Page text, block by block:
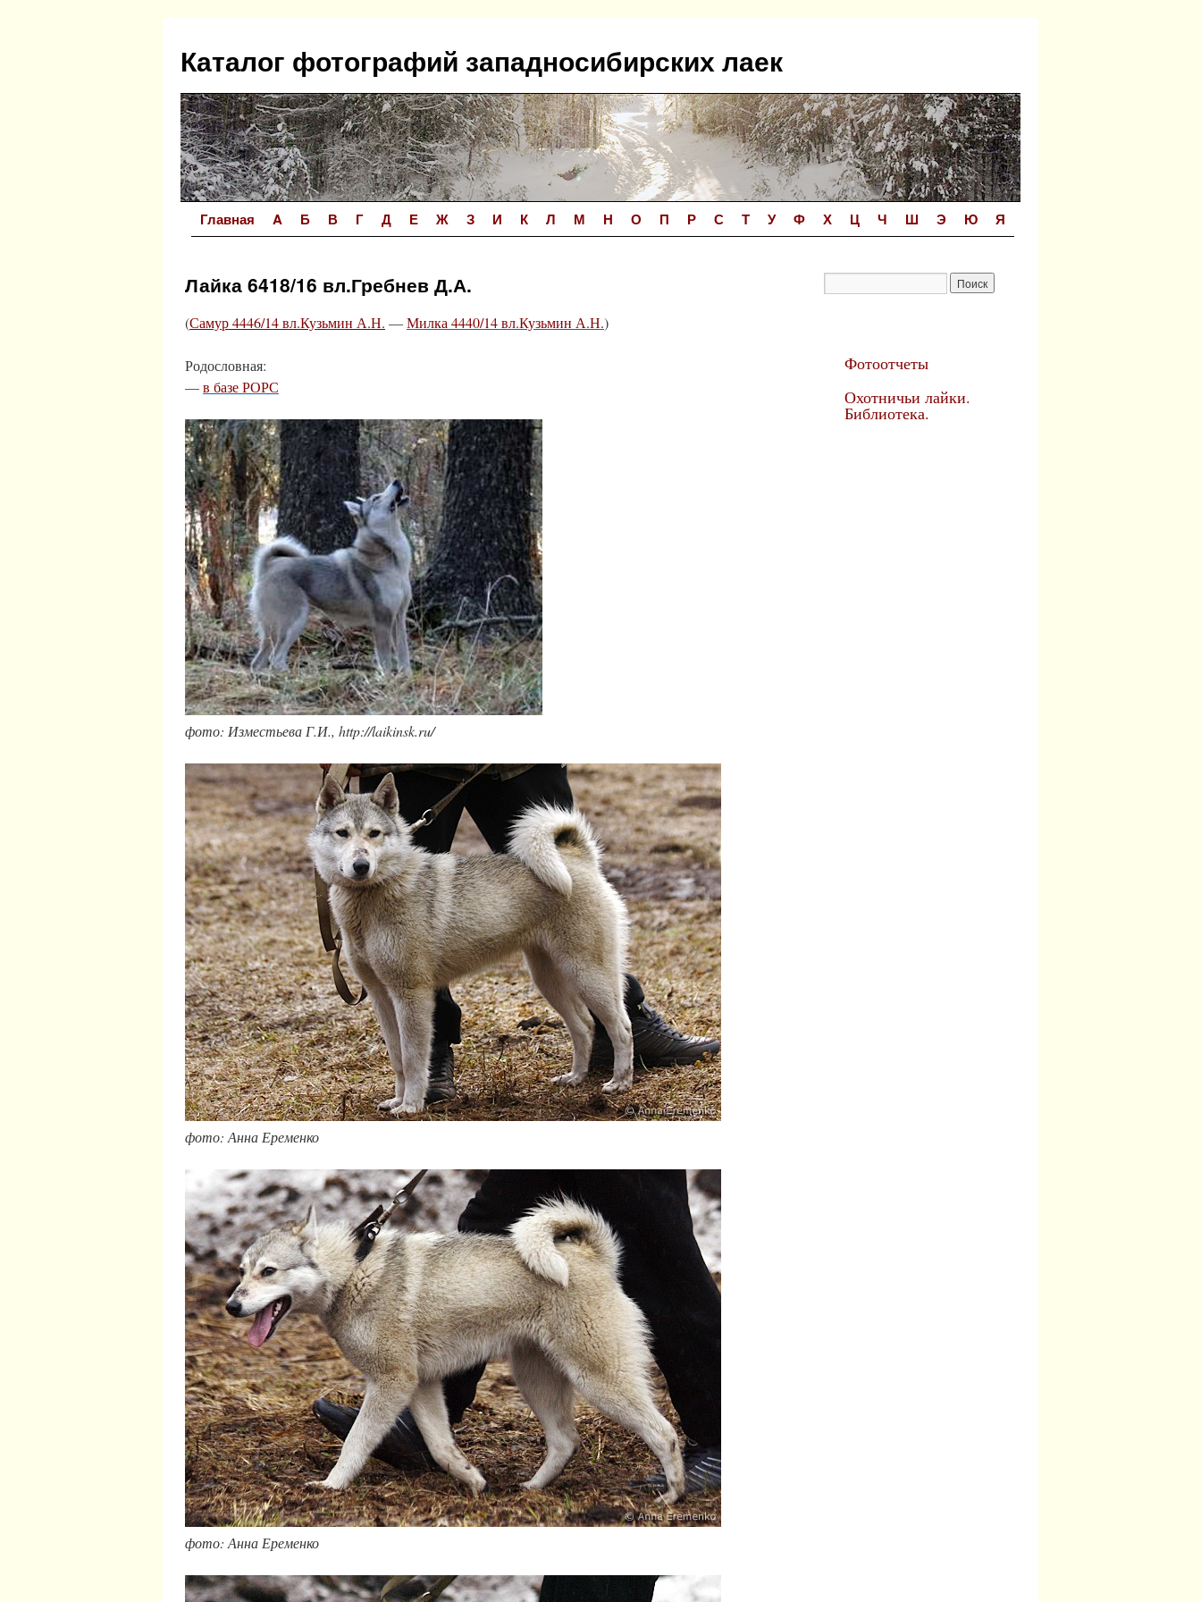
содержимому
Каталог фотографий западносибирских лаек
Главная A Б В Г Д Е Ж З И К Л М Н О П Р С Т У Ф Х Ц Ч Ш Э Ю Я
Лайка 6418/16 вл.Гребнев Д.А.
(Самур 4446/14 вл.Кузьмин А.Н. —Милка 4440/14 вл.Кузьмин А.Н.)
Родословная:
—в базе РОРС
фото: Изместьева Г.И., http://laikinsk.ru/
фото: Анна Еременко
фото: Анна Еременко
Фотоотчеты
Охотничьи лайки.
Библиотека.